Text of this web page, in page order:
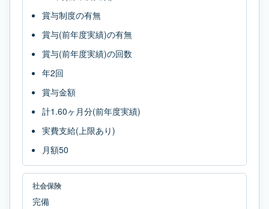
賞与制度の有無
賞与(前年度実績)の有無
賞与(前年度実績)の回数
年2回
賞与金額
計1.60ヶ月分(前年度実績)
実費支給(上限あり)
月額50
社会保険
完備